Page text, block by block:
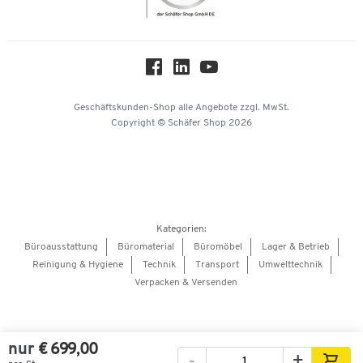
nur € 699,00
Geschäftskunden-Shop alle Angebote zzgl. MwSt.
Copyright © Schäfer Shop 2026
Kategorien:
Büroausstattung
Büromaterial Büromöbel
Lager & Betrieb
Reinigung & Hygiene
Technik Transport
Umwelttechnik
Verpacken & Versenden